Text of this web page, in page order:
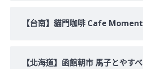
【台南】貓門咖啡 Cafe Moment
【北海道】函館朝市 馬子とやすべ